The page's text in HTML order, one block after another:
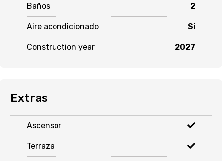
Baños 2
Aire acondicionado Si
Construction year 2027
Extras
Ascensor
Terraza